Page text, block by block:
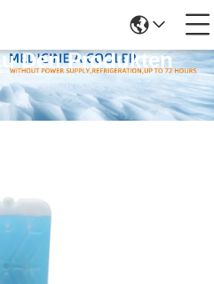
Den Produkten